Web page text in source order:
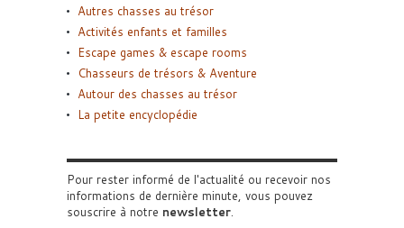
Autres chasses au trésor
Activités enfants et familles
Escape games & escape rooms
Chasseurs de trésors & Aventure
Autour des chasses au trésor
La petite encyclopédie
Pour rester informé de l'actualité ou recevoir nos
informations de dernière minute, vous pouvez
souscrire à notre newsletter.